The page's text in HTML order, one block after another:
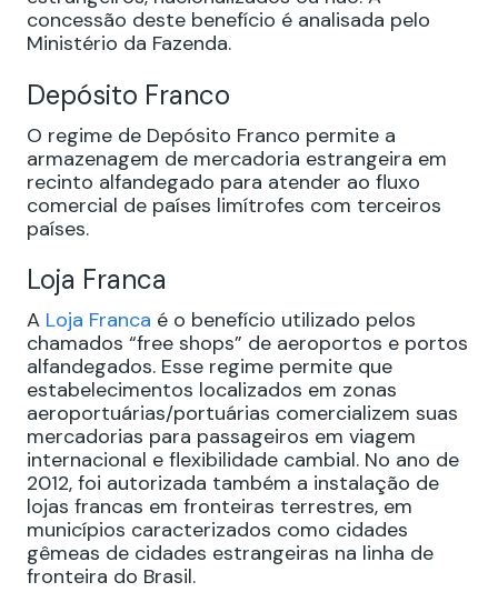
concessão deste benefício é analisada pelo
Ministério da Fazenda.
Depósito Franco
O regime de Depósito Franco permite a
armazenagem de mercadoria estrangeira em
recinto alfandegado para atender ao fluxo
comercial de países limítrofes com terceiros
países.
Loja Franca
A Loja Franca é o benefício utilizado pelos
chamados “free shops” de aeroportos e portos
alfandegados. Esse regime permite que
estabelecimentos localizados em zonas
aeroportuárias/portuárias comercializem suas
mercadorias para passageiros em viagem
internacional e flexibilidade cambial. No ano de
2012, foi autorizada também a instalação de
lojas francas em fronteiras terrestres, em
municípios caracterizados como cidades
gêmeas de cidades estrangeiras na linha de
fronteira do Brasil.